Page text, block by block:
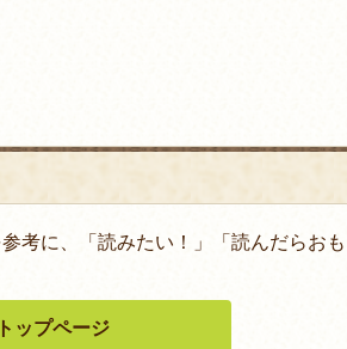
考に、「読みたい！」「読んだらお
ップページ